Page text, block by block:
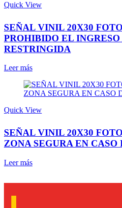
Quick View
SEÑAL VINIL 20X30
PROHIBIDO EL INGRESO
RESTRINGIDA
Leer más
Quick View
SEÑAL VINIL 20X30
ZONA SEGURA EN CASO
Leer más